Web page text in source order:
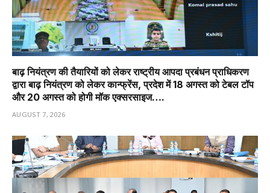
बाढ़ नियंत्रण की तैयारियों को लेकर राष्ट्रीय आपदा प्रबंधन प्राधिकरण
द्वारा बाढ़ नियंत्रण को लेकर कान्फ्रेंस, प्रदेश में 18 अगस्त को टेबल टॉप
और 20 अगस्त को होगी मॉक एक्सरसाइज….
AUGUST 7, 2026